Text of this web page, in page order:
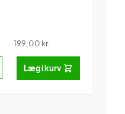
199,00 kr.
Læg i kurv